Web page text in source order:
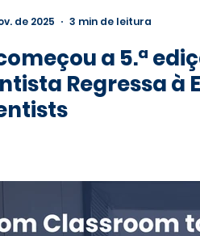
a 5.ª
Regressa à
de 2025 3 min de leitura